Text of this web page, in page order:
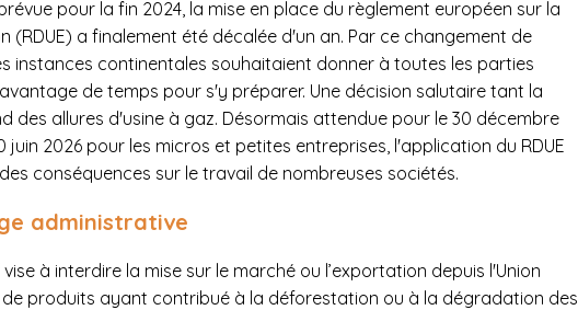
pour la fin 2024, la mise en place du règlement européen sur la
(RDUE) a finalement été décalée d'un an. Par ce changement de
instances continentales souhaitaient donner à toutes les parties
de temps pour s'y préparer. Une décision salutaire tant la
des allures d'usine à gaz. Désormais attendue pour le 30 décembre
juin 2026 pour les micros et petites entreprises, l'application du RDUE
conséquences sur le travail de nombreuses sociétés.
administrative
à interdire la mise sur le marché ou l’exportation depuis l'Union
produits ayant contribué à la déforestation ou à la dégradation des